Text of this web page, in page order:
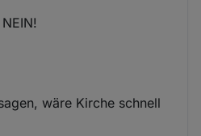
wäre Kirche schnell